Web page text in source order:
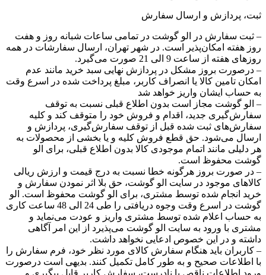
ثبت، پردازش و ارسال سفارش
– ثبت سفارش در الو گوشت در تمامی ساعات شبانه ‌روز و هفت
روز هفته امکان‌پذیر است. در شهر تهران، ارسال سفارشات در همه
روزهای هفته از ساعت 9 الی 21 صورت می‌گیرد.
– درصورت بروز مشکل در پردازش نهایی سبد خرید مانند عدم
امکان تامین کالا یا انصراف کاربر، مبلغ پرداخت شده در اسرع وقت
به حساب ایشان واریز خواهد شد
– الو گوشت مجاز است بدون اطلاع قبلی نسبت به توقف
سفارش‌‏گیری جدید، اقدام و فروش خود را متوقف کند و کلیه
سفارش‌‏های ثبت شده قبل از توقف سفارش‌‏گیری، پردازش و
ارسال می‌‏شود. حق قطع فروش کلیه و یا بخشی از محصولات به
هر دلیلی مانند اتمام موجودی کالا بدون اطلاع قبلی، برای الو
گوشت محفوظ است.
– در صورت بروز هرگونه خطا نسبت به درج قیمت و ارزش ریالی
کالاهای موجود در سایت الو گوشت، حق بلا اثر نمودن سفارش و
خرید انجام شده توسط مشتری، برای الو گوشت محفوظ است. الو
گوشت در اسرع وقت وجوه دریافتی را طی 24 الی 48 ساعت کاری
به حساب اعلام شده توسط مشتری واریز و عودت می‌نماید و
مشتری با ورود به سایت الو گوشت می‌پذیرد از این امر آگاهی
داشته و در این خصوص ادعایی نخواهد داشت.​
– کاربران باید هنگام سفارش کالای مورد نظر خود، فرم سفارش را
با اطلاعات صحیح و به طور کامل تکمیل کنند. بدیهی است درصورت
ورود اطلاعات ناقص یا نادرست، سفارش کاربر قابل پیگیری و